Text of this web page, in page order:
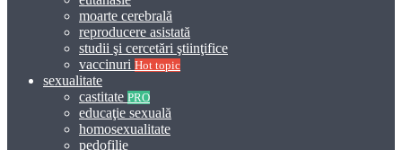
moarte cerebrală
reproducere asistată
studii şi cercetări ştiinţifice
vaccinuri Hot topic
sexualitate
castitate PRO
educaţie sexuală
homosexualitate
pedofilie